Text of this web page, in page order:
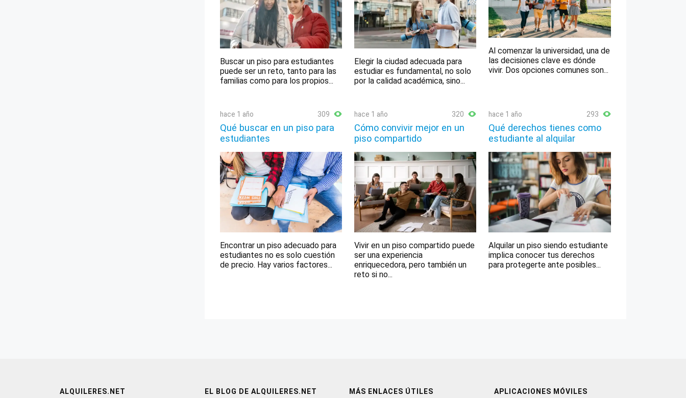
Buscar un piso para estudiantes
puede ser un reto, tanto para las
familias como para los propios...
Elegir la ciudad adecuada para
estudiar es fundamental, no solo
por la calidad académica, sino...
Al comenzar la universidad, una de
las decisiones clave es dónde
vivir. Dos opciones comunes son...
hace 1 año 309
Qué buscar en un piso para
estudiantes
Encontrar un piso adecuado para
estudiantes no es solo cuestión
de precio. Hay varios factores...
hace 1 año 320
Cómo convivir mejor en un
piso compartido
Vivir en un piso compartido puede
ser una experiencia
enriquecedora, pero también un
reto si no...
hace 1 año 293
Qué derechos tienes como
estudiante al alquilar
Alquilar un piso siendo estudiante
implica conocer tus derechos
para protegerte ante posibles...
ALQUILERES.NET EL BLOG DE ALQUILERES.NET MÁS ENLACES ÚTILES APLICACIONES MÓVILES